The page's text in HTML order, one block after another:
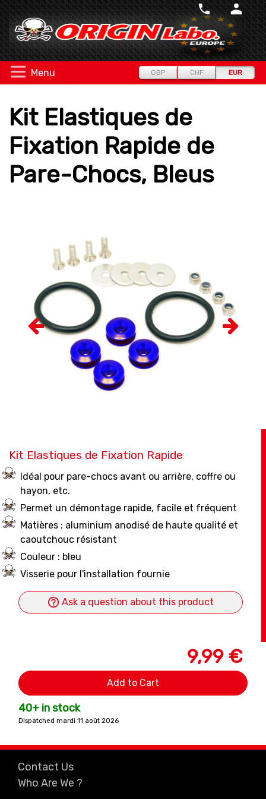
Menu GBP CHF EUR
Kit Elastiques de
Fixation Rapide de
Pare-Chocs, Bleus
Kit Elastiques de Fixation Rapide
Idéal pour pare-chocs avant ou arrière, coffre ou
hayon, etc.
Permet un démontage rapide, facile et fréquent
Matières : aluminium anodisé de haute qualité et
caoutchouc résistant
Couleur : bleu
Visserie pour l'installation fournie
Ask a question about this product
9,99 €
Add to Cart
40+ in stock
Dispatched mardi 11 août 2026
Contact Us
Who Are We ?